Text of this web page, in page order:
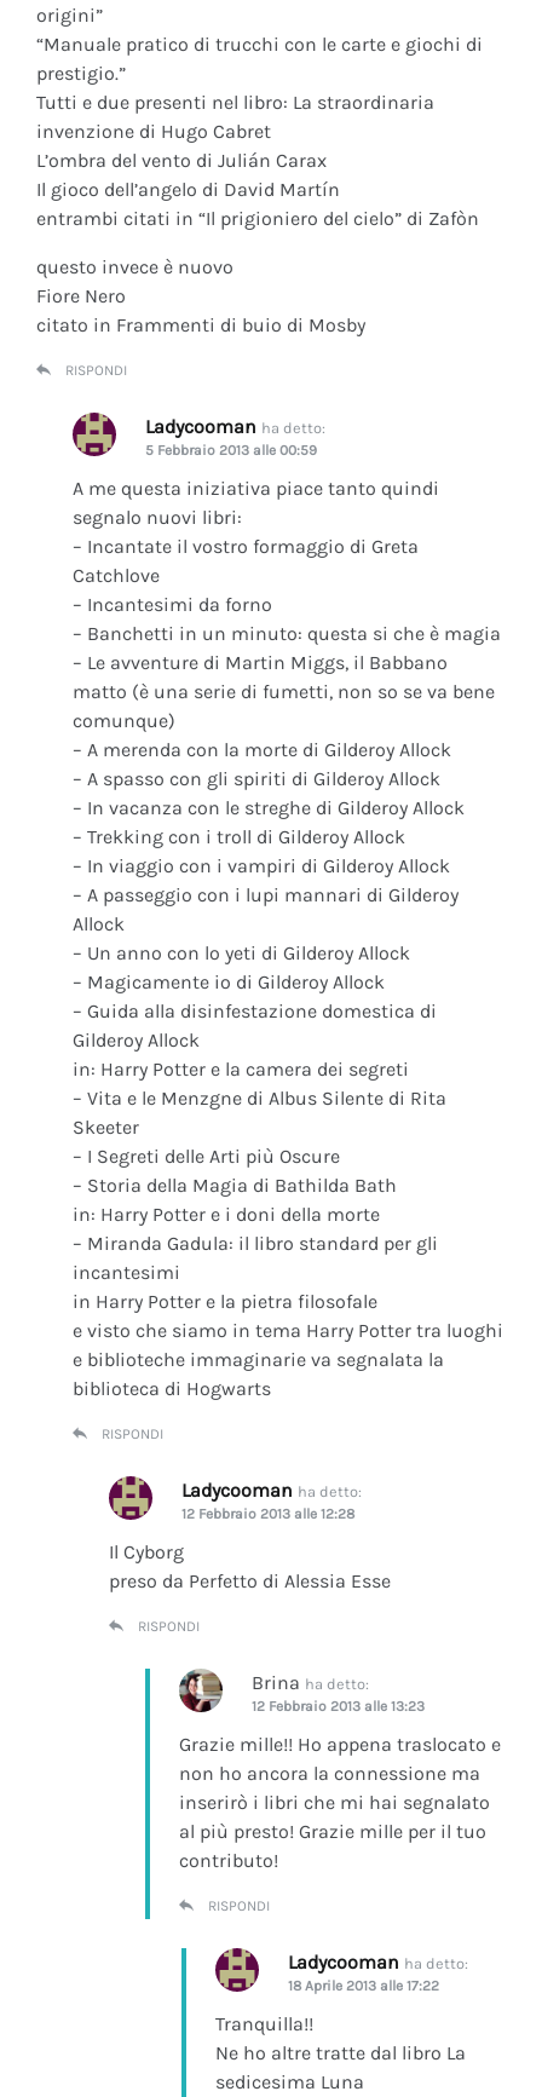
origini”
“Manuale pratico di trucchi con le carte e giochi di
prestigio.”
Tutti e due presenti nel libro: La straordinaria
invenzione di Hugo Cabret
L’ombra del vento di Julián Carax
Il gioco dell’angelo di David Martín
entrambi citati in “Il prigioniero del cielo” di Zafòn
questo invece è nuovo
Fiore Nero
citato in Frammenti di buio di Mosby
RISPONDI
Ladycooman ha detto:
5 Febbraio 2013 alle 00:59
A me questa iniziativa piace tanto quindi
segnalo nuovi libri:
– Incantate il vostro formaggio di Greta
Catchlove
– Incantesimi da forno
– Banchetti in un minuto: questa si che è magia
– Le avventure di Martin Miggs, il Babbano
matto (è una serie di fumetti, non so se va bene
comunque)
– A merenda con la morte di Gilderoy Allock
– A spasso con gli spiriti di Gilderoy Allock
– In vacanza con le streghe di Gilderoy Allock
– Trekking con i troll di Gilderoy Allock
– In viaggio con i vampiri di Gilderoy Allock
– A passeggio con i lupi mannari di Gilderoy
Allock
– Un anno con lo yeti di Gilderoy Allock
– Magicamente io di Gilderoy Allock
– Guida alla disinfestazione domestica di
Gilderoy Allock
in: Harry Potter e la camera dei segreti
– Vita e le Menzgne di Albus Silente di Rita
Skeeter
– I Segreti delle Arti più Oscure
– Storia della Magia di Bathilda Bath
in: Harry Potter e i doni della morte
– Miranda Gadula: il libro standard per gli
incantesimi
in Harry Potter e la pietra filosofale
e visto che siamo in tema Harry Potter tra luoghi
e biblioteche immaginarie va segnalata la
biblioteca di Hogwarts
RISPONDI
Ladycooman ha detto:
12 Febbraio 2013 alle 12:28
Il Cyborg
preso da Perfetto di Alessia Esse
RISPONDI
Brina ha detto:
12 Febbraio 2013 alle 13:23
Grazie mille!! Ho appena traslocato e
non ho ancora la connessione ma
inserirò i libri che mi hai segnalato
al più presto! Grazie mille per il tuo
contributo!
RISPONDI
Ladycooman ha detto:
18 Aprile 2013 alle 17:22
Tranquilla!!
Ne ho altre tratte dal libro La
sedicesima Luna